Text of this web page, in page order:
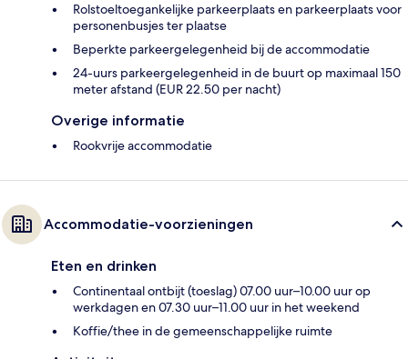
Rolstoeltoegankelijke parkeerplaats en parkeerplaats voor
personenbusjes ter plaatse
Beperkte parkeergelegenheid bij de accommodatie
24-uurs parkeergelegenheid in de buurt op maximaal 150
meter afstand (EUR 22.50 per nacht)
Overige informatie
Rookvrije accommodatie
Accommodatie-voorzieningen
Eten en drinken
Continentaal ontbijt (toeslag) 07.00 uur–10.00 uur op
werkdagen en 07.30 uur–11.00 uur in het weekend
Koffie/thee in de gemeenschappelijke ruimte